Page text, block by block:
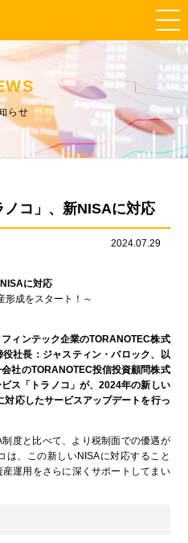
らせ
コ」、新NISAに対応
2024.07.29
に対応
形成をスタート！～
ィンテック企業のTORANOTEC株式
社長：ジャスティン・バロック、以
社のTORANOTEC投信投資顧問株式
ス「トラノコ」が、2024年の新しい
応したサービスアップデートを行っ
度と比べて、より税制面での優遇が
は、この新しいNISAに対応すること
運用をさらに深くサポートしてまい